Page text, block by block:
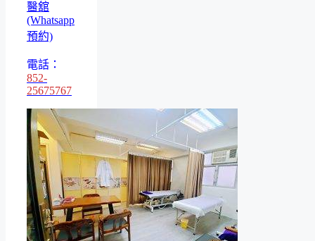
醫舘
(Whatsapp
預約)
電話：
852-
25675767